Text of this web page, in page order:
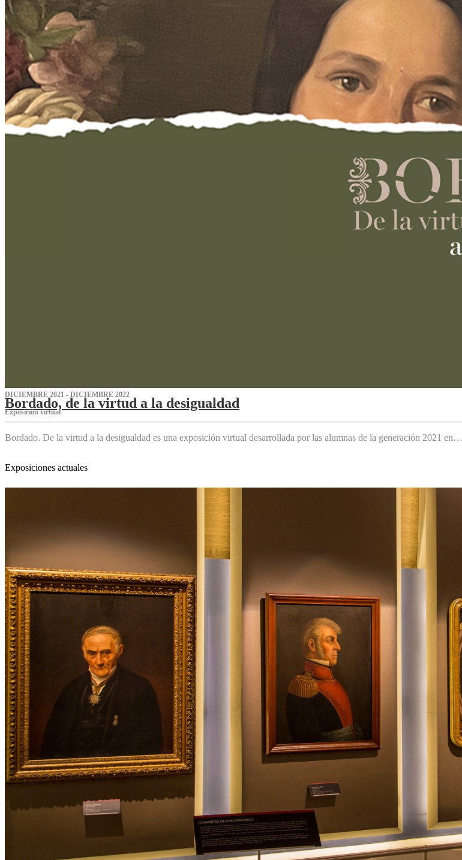
DICIEMBRE 2021 - DICIEMBRE 2022
Bordado, de la virtud a la desigualdad
Exposición virtual‌
Bordado. De la virtud a la desigualdad es una exposición virtual desarrollada por las alumnas de la generación 2021 en…
Exposiciones actuales